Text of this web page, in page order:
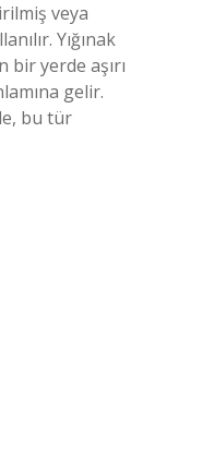
veya
Yığınak
bir yerde aşırı
gelir.
bu tür